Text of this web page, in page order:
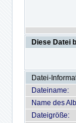
Diese Datei
Datei-
Dateiname:
Name des
Dateigröße: